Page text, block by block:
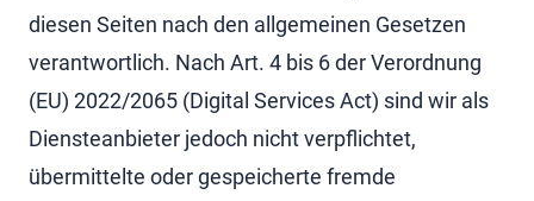
diesen Seiten nach den allgemeinen Gesetzen
verantwortlich. Nach Art. 4 bis 6 der Verordnung
(EU) 2022/2065 (Digital Services Act) sind wir als
Diensteanbieter jedoch nicht verpflichtet,
übermittelte oder gespeicherte fremde